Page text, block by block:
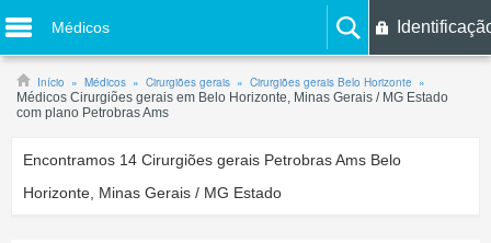
Médicos
Início Médicos Cirurgiões gerais
Cirurgiões gerais Belo Horizonte
Médicos Cirurgiões gerais em Belo Horizonte, Minas Gerais / MG Estado
com plano Petrobras Ams
Encontramos 14 Cirurgiões gerais Petrobras Ams Belo
Horizonte, Minas Gerais / MG Estado